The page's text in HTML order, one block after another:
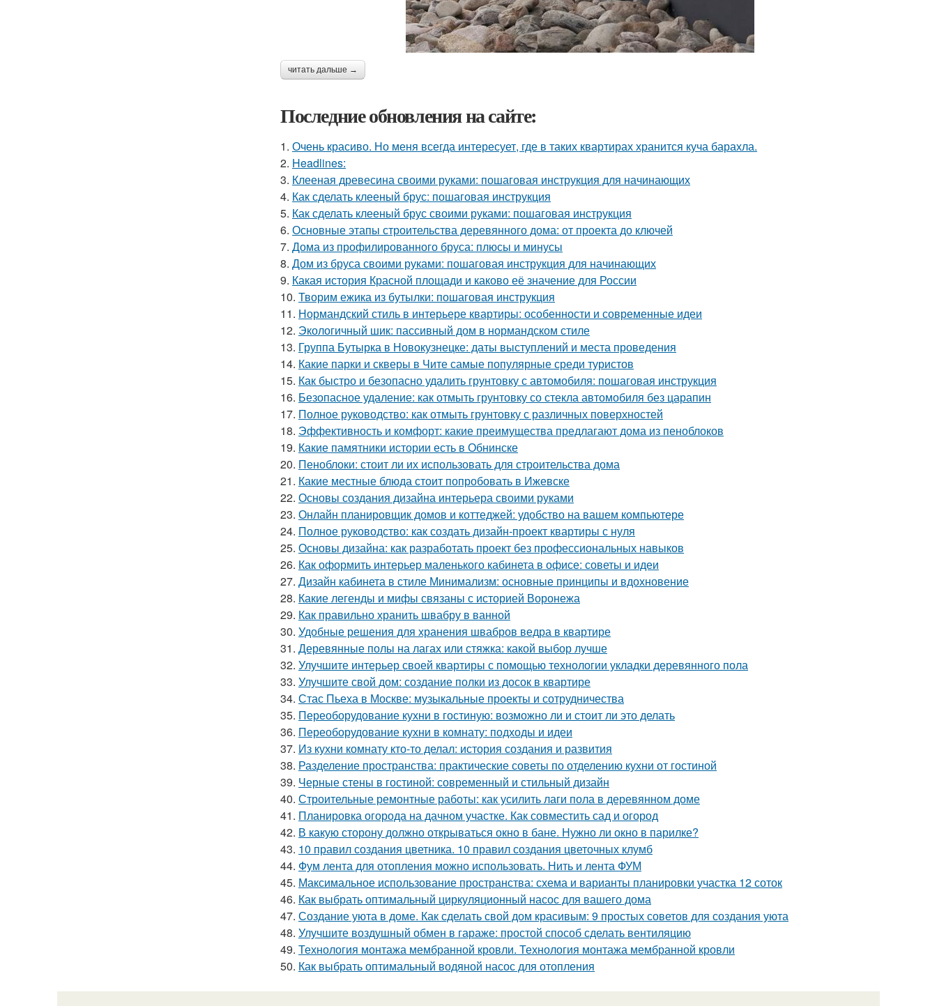
читать дальше →
Последние обновления на сайте:
1. Очень красиво. Но меня всегда интересует, где в таких квартирах хранится куча барахла.
2. Headlines:
3. Клееная древесина своими руками: пошаговая инструкция для начинающих
4. Как сделать клееный брус: пошаговая инструкция
5. Как сделать клееный брус своими руками: пошаговая инструкция
6. Основные этапы строительства деревянного дома: от проекта до ключей
7. Дома из профилированного бруса: плюсы и минусы
8. Дом из бруса своими руками: пошаговая инструкция для начинающих
9. Какая история Красной площади и каково её значение для России
10. Творим ежика из бутылки: пошаговая инструкция
11. Нормандский стиль в интерьере квартиры: особенности и современные идеи
12. Экологичный шик: пассивный дом в нормандском стиле
13. Группа Бутырка в Новокузнецке: даты выступлений и места проведения
14. Какие парки и скверы в Чите самые популярные среди туристов
15. Как быстро и безопасно удалить грунтовку с автомобиля: пошаговая инструкция
16. Безопасное удаление: как отмыть грунтовку со стекла автомобиля без царапин
17. Полное руководство: как отмыть грунтовку с различных поверхностей
18. Эффективность и комфорт: какие преимущества предлагают дома из пеноблоков
19. Какие памятники истории есть в Обнинске
20. Пеноблоки: стоит ли их использовать для строительства дома
21. Какие местные блюда стоит попробовать в Ижевске
22. Основы создания дизайна интерьера своими руками
23. Онлайн планировщик домов и коттеджей: удобство на вашем компьютере
24. Полное руководство: как создать дизайн-проект квартиры с нуля
25. Основы дизайна: как разработать проект без профессиональных навыков
26. Как оформить интерьер маленького кабинета в офисе: советы и идеи
27. Дизайн кабинета в стиле Минимализм: основные принципы и вдохновение
28. Какие легенды и мифы связаны с историей Воронежа
29. Как правильно хранить швабру в ванной
30. Удобные решения для хранения швабров ведра в квартире
31. Деревянные полы на лагах или стяжка: какой выбор лучше
32. Улучшите интерьер своей квартиры с помощью технологии укладки деревянного пола
33. Улучшите свой дом: создание полки из досок в квартире
34. Стас Пьеха в Москве: музыкальные проекты и сотрудничества
35. Переоборудование кухни в гостиную: возможно ли и стоит ли это делать
36. Переоборудование кухни в комнату: подходы и идеи
37. Из кухни комнату кто-то делал: история создания и развития
38. Разделение пространства: практические советы по отделению кухни от гостиной
39. Черные стены в гостиной: современный и стильный дизайн
40. Строительные ремонтные работы: как усилить лаги пола в деревянном доме
41. Планировка огорода на дачном участке. Как совместить сад и огород
42. В какую сторону должно открываться окно в бане. Нужно ли окно в парилке?
43. 10 правил создания цветника. 10 правил создания цветочных клумб
44. Фум лента для отопления можно использовать. Нить и лента ФУМ
45. Максимальное использование пространства: схема и варианты планировки участка 12 соток
46. Как выбрать оптимальный циркуляционный насос для вашего дома
47. Создание уюта в доме. Как сделать свой дом красивым: 9 простых советов для создания уюта
48. Улучшите воздушный обмен в гараже: простой способ сделать вентиляцию
49. Технология монтажа мембранной кровли. Технология монтажа мембранной кровли
50. Как выбрать оптимальный водяной насос для отопления